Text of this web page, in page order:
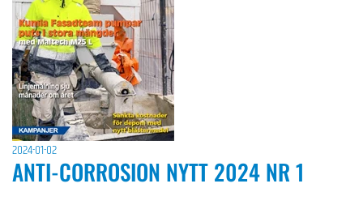
2024-01-02
ANTI-CORROSION NYTT 2024 NR 1